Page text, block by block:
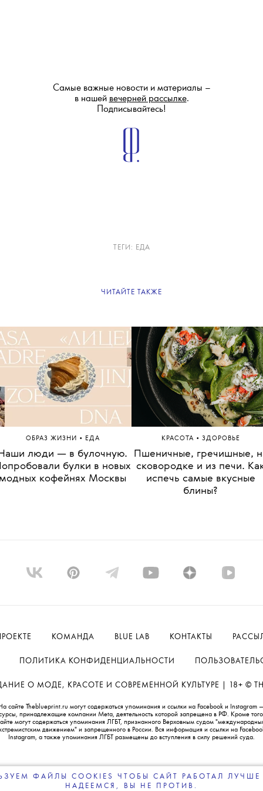
ПОДПИСЫВАЙТЕСЬ НА НАШУ ВЕЧЕРНЮЮ РАССЫЛКУ
Самые важные новости и материалы –
в нашей вечерней рассылке.
Подписывайтесь!
ТЕГИ: ЕДА
ЧИТАЙТЕ ТАКЖЕ
ОБРАЗ ЖИЗНИ • ЕДА
люди — в булочную.
булки в новых
модных кофейнях Москвы
КРАСОТА • ЗДОРОВЬЕ
Пшеничные, гречишные,
сковородке и из печи.
испечь самые вкусные
блины?
КОМАНДА BLUE LAB КОНТАКТЫ
ПОЛИТИКА КОНФИДЕНЦИАЛЬНОСТИ
О МОДЕ, КРАСОТЕ И СОВРЕМЕННОЙ КУЛЬТУРЕ | 18+ ©
На сайте Theblueprint.ru могут содержаться упоминания и ссылки на Facebook и Instagram
принадлежащие компании Meta, деятельность которой запрещена в РФ. Кроме
могут содержаться упоминания ЛГБТ, признанного Верховным судом
движением" и запрещенного в России. Вся информация и ссылки на
Instagram, а также упоминания ЛГБТ размещены до вступления в силу решений суда.
ФАЙЛЫ COOKIES ЧТОБЫ САЙТ РАБОТАЛ ЛУЧШЕ
НАДЕЕМСЯ, ВЫ НЕ ПРОТИВ.